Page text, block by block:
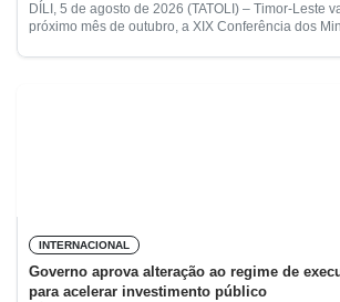
DÍLI, 5 de agosto de 2026 (TATOLI) – Timor-Leste
próximo mês de outubro, a XIX Conferência dos
INTERNACIONAL
Governo aprova alteração ao regime de
para acelerar investimento público